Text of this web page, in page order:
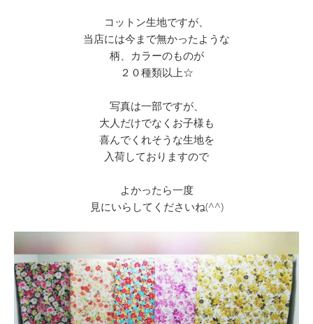
コットン生地ですが、
当店には今まで無かったような
柄、カラーのものが
２０種類以上☆
写真は一部ですが、
大人だけでなくお子様も
喜んでくれそうな生地を
入荷しておりますので
よかったら一度
見にいらしてくださいね(^^)